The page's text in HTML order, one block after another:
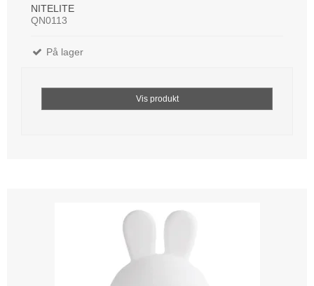
NITELITE
QN0113
På lager
Vis produkt